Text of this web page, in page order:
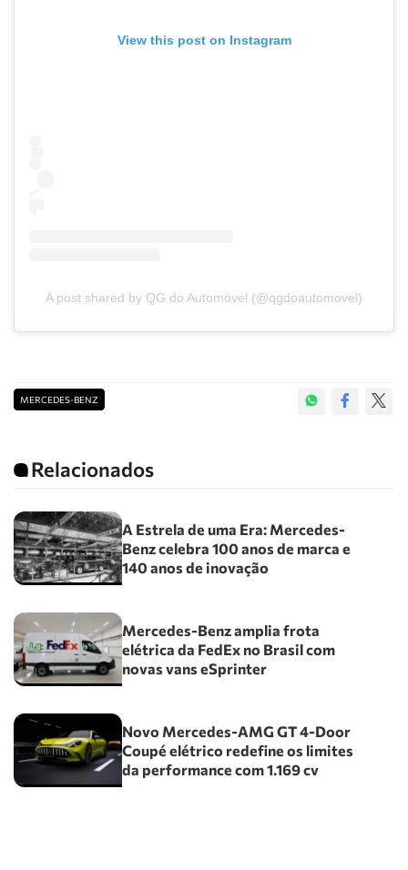
View this post on Instagram
A post shared by QG do Automóvel (@qgdoautomovel)
MERCEDES-BENZ
Relacionados
A Estrela de uma Era: Mercedes-
Benz celebra 100 anos de marca e
140 anos de inovação
Mercedes-Benz amplia frota
elétrica da FedEx no Brasil com
novas vans eSprinter
Novo Mercedes-AMG GT 4-Door
Coupé elétrico redefine os limites
da performance com 1.169 cv